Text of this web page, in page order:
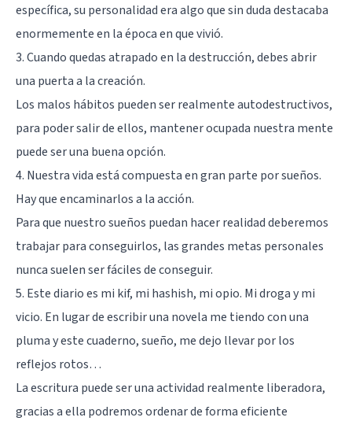
específica, su personalidad era algo que sin duda destacaba
enormemente en la época en que vivió.
3. Cuando quedas atrapado en la destrucción, debes abrir
una puerta a la creación.
Los malos hábitos pueden ser realmente autodestructivos,
para poder salir de ellos, mantener ocupada nuestra mente
puede ser una buena opción.
4. Nuestra vida está compuesta en gran parte por sueños.
Hay que encaminarlos a la acción.
Para que nuestro sueños puedan hacer realidad deberemos
trabajar para conseguirlos, las grandes metas personales
nunca suelen ser fáciles de conseguir.
5. Este diario es mi kif, mi hashish, mi opio. Mi droga y mi
vicio. En lugar de escribir una novela me tiendo con una
pluma y este cuaderno, sueño, me dejo llevar por los
reflejos rotos…
La escritura puede ser una actividad realmente liberadora,
gracias a ella podremos ordenar de forma eficiente